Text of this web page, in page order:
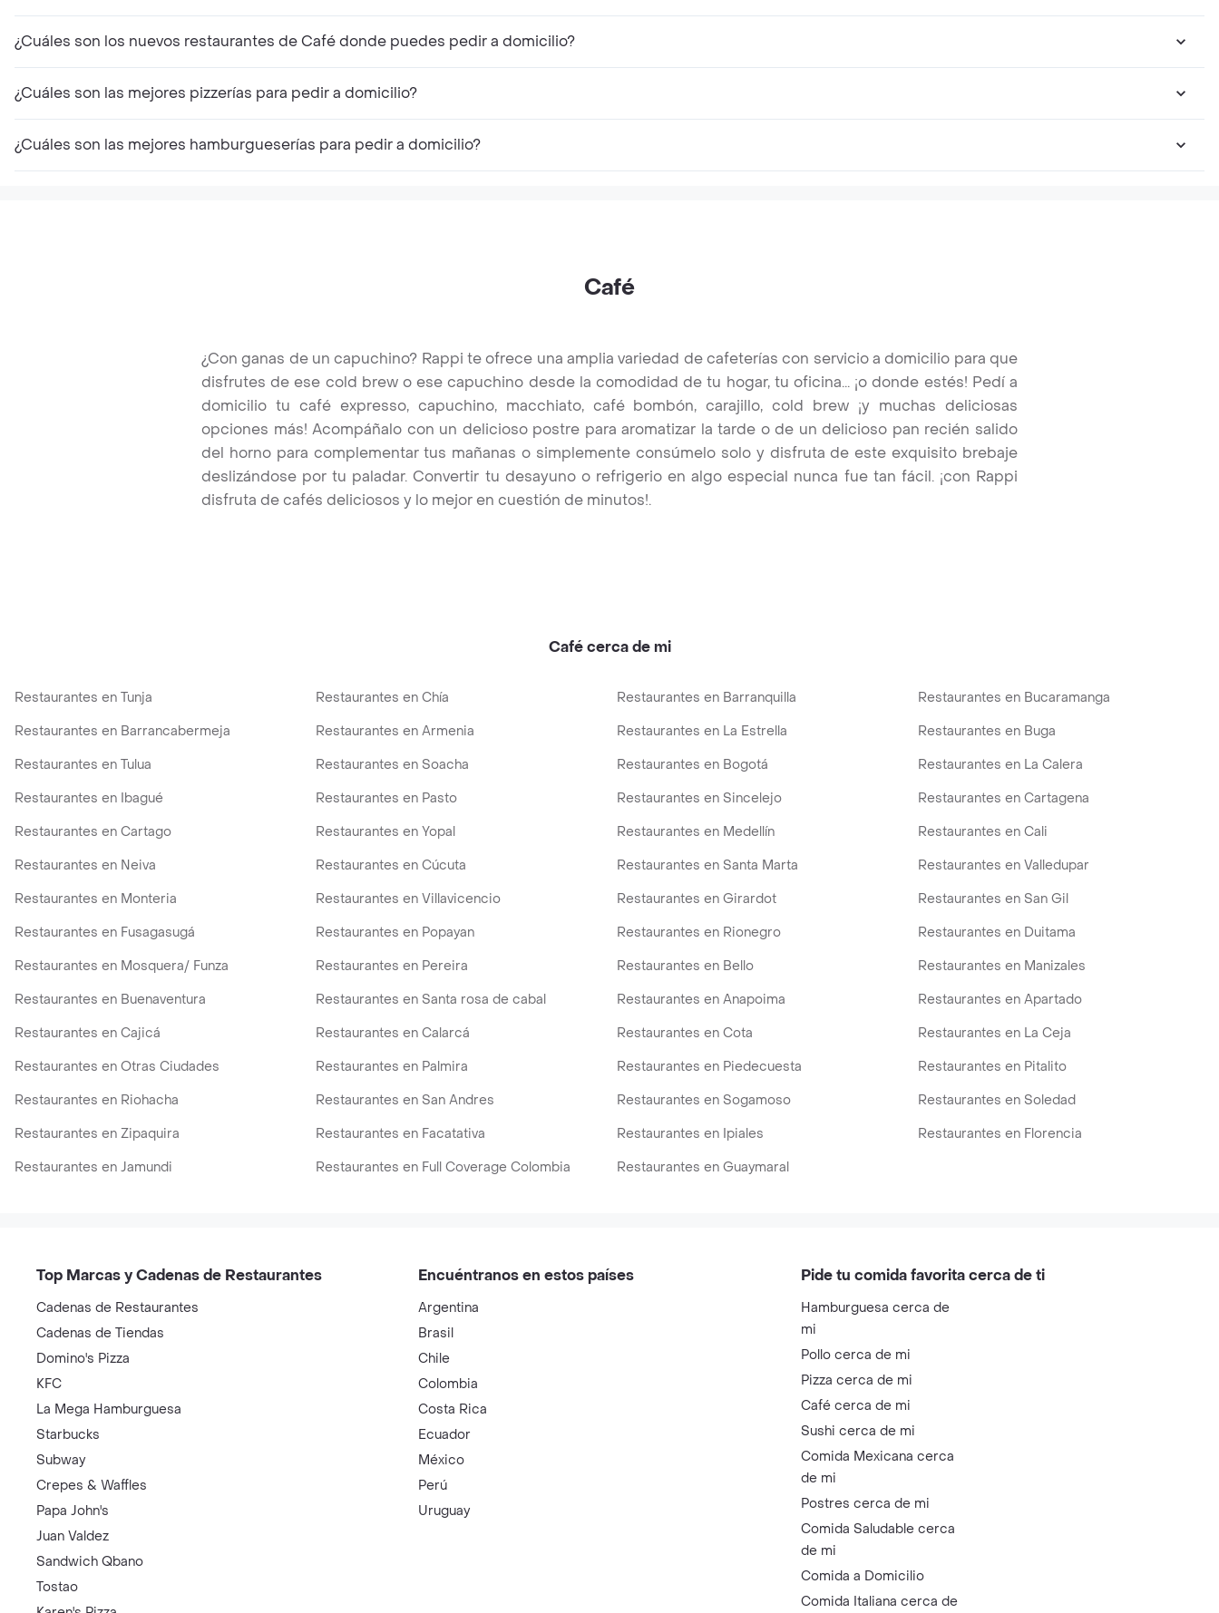
¿Cuáles son los nuevos restaurantes de Café donde puedes pedir a domicilio?
¿Cuáles son las mejores pizzerías para pedir a domicilio?
¿Cuáles son las mejores hamburgueserías para pedir a domicilio?
Café
¿Con ganas de un capuchino? Rappi te ofrece una amplia variedad de cafeterías con servicio a domicilio para que
disfrutes de ese cold brew o ese capuchino desde la comodidad de tu hogar, tu oficina... ¡o donde estés! Pedí a
domicilio tu café expresso, capuchino, macchiato, café bombón, carajillo, cold brew ¡y muchas deliciosas
opciones más! Acompáñalo con un delicioso postre para aromatizar la tarde o de un delicioso pan recién salido
del horno para complementar tus mañanas o simplemente consúmelo solo y disfruta de este exquisito brebaje
deslizándose por tu paladar. Convertir tu desayuno o refrigerio en algo especial nunca fue tan fácil. ¡con Rappi
disfruta de cafés deliciosos y lo mejor en cuestión de minutos!.
Café cerca de mi
Restaurantes en Tunja Restaurantes en Chía Restaurantes en Barranquilla
Restaurantes en Bucaramanga
Restaurantes en Barrancabermeja
Restaurantes en Armenia Restaurantes en La Estrella
Restaurantes en Buga
Restaurantes en Tulua
Restaurantes en Soacha Restaurantes en Bogotá
Restaurantes en La Calera
Restaurantes en Ibagué
Restaurantes en Pasto Restaurantes en Sincelejo
Restaurantes en Cartagena
Restaurantes en Cartago
Restaurantes en Yopal Restaurantes en Medellín
Restaurantes en Cali
Restaurantes en Neiva
Restaurantes en Cúcuta Restaurantes en Santa Marta
Restaurantes en Valledupar
Restaurantes en Monteria
Restaurantes en Villavicencio Restaurantes en Girardot
Restaurantes en San Gil
Restaurantes en Fusagasugá
Restaurantes en Popayan Restaurantes en Rionegro
Restaurantes en Duitama
Restaurantes en Mosquera/ Funza
Restaurantes en Pereira Restaurantes en Bello
Restaurantes en Manizales
Restaurantes en Buenaventura
Restaurantes en Santa rosa de cabal Restaurantes en Anapoima
Restaurantes en Apartado
Restaurantes en Cajicá
Restaurantes en Calarcá Restaurantes en Cota
Restaurantes en La Ceja
Restaurantes en Otras Ciudades
Restaurantes en Palmira Restaurantes en Piedecuesta
Restaurantes en Pitalito
Restaurantes en Riohacha
Restaurantes en San Andres Restaurantes en Sogamoso
Restaurantes en Soledad
Restaurantes en Zipaquira
Restaurantes en Facatativa Restaurantes en Ipiales
Restaurantes en Florencia
Restaurantes en Jamundi
Restaurantes en Full Coverage Colombia Restaurantes en Guaymaral
Top Marcas y Cadenas de Restaurantes
Cadenas de Restaurantes
Cadenas de Tiendas
Domino's Pizza
KFC
La Mega Hamburguesa
Starbucks
Subway
Crepes & Waffles
Papa John's
Juan Valdez
Sandwich Qbano
Tostao
Encuéntranos en estos países
Argentina
Brasil
Chile
Colombia
Costa Rica
Ecuador
México
Perú
Uruguay
Pide tu comida favorita cerca de ti
Hamburguesa cerca de
mi
Pollo cerca de mi
Pizza cerca de mi
Café cerca de mi
Sushi cerca de mi
Comida Mexicana cerca
de mi
Postres cerca de mi
Comida Saludable cerca
de mi
Comida a Domicilio
Comida Italiana cerca de